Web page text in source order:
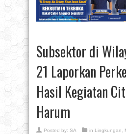
Subsektor di
21 Laporkan
Hasil Kegiatan
Harum
Posted by: SA in Lingkungan